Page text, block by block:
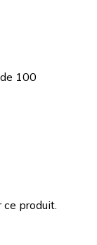
100
produit.